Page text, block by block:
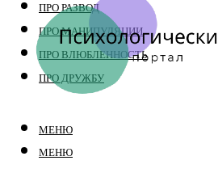
ПРО РАЗВОД
ПРО МАНИПУЛЯЦИИ
ПРО ВЛЮБЛЕННОСТЬ
ПРО ДРУЖБУ
МЕНЮ
МЕНЮ